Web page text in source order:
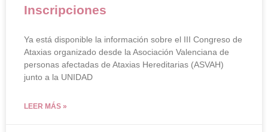
Inscripciones
Ya está disponible la información sobre el III Congreso de
Ataxias organizado desde la Asociación Valenciana de
personas afectadas de Ataxias Hereditarias (ASVAH)
junto a la UNIDAD
LEER MÁS »